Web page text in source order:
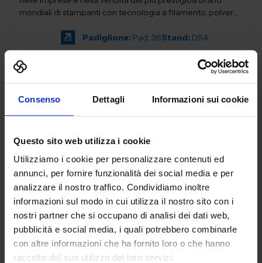
Consenso Dettagli Informazioni sui cookie
Questo sito web utilizza i cookie
Utilizziamo i cookie per personalizzare contenuti ed
annunci, per fornire funzionalità dei social media e per
analizzare il nostro traffico. Condividiamo inoltre
informazioni sul modo in cui utilizza il nostro sito con i
nostri partner che si occupano di analisi dei dati web,
pubblicità e social media, i quali potrebbero combinarle
con altre informazioni che ha fornito loro o che hanno
raccolto dal suo utilizzo dei loro servizi.
mondiali di stampanti con tecnologia a filamento, polvere,
Padiglione: Pad. 36Stand: D64
Vai alla scheda
ALFA ROBOTICA SRL
MACCHINE UTENSILI
Padiglione: Pad. 14 Stand:F24
Aggiungi ai preferiti
Vai alla scheda